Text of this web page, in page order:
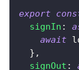
export
signIn :
await
} ,
signOut :